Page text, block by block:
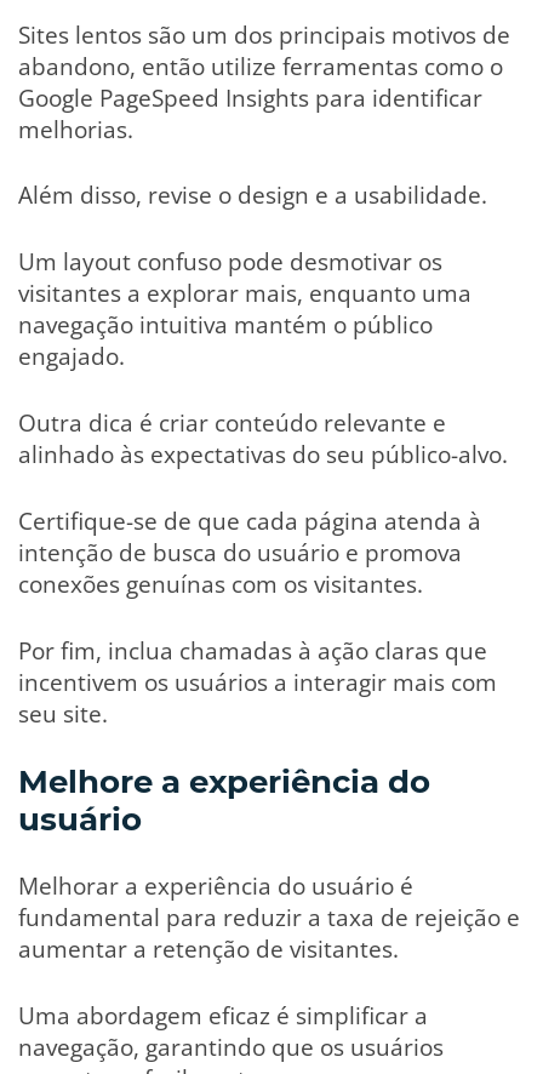
Sites lentos são um dos principais motivos de
abandono, então utilize ferramentas como o
Google PageSpeed Insights para identificar
melhorias.
Além disso, revise o design e a usabilidade.
Um layout confuso pode desmotivar os
visitantes a explorar mais, enquanto uma
navegação intuitiva mantém o público
engajado.
Outra dica é criar conteúdo relevante e
alinhado às expectativas do seu público-alvo.
Certifique-se de que cada página atenda à
intenção de busca do usuário e promova
conexões genuínas com os visitantes.
Por fim, inclua chamadas à ação claras que
incentivem os usuários a interagir mais com
seu site.
Melhore a experiência do
usuário
Melhorar a experiência do usuário é
fundamental para reduzir a taxa de rejeição e
aumentar a retenção de visitantes.
Uma abordagem eficaz é simplificar a
navegação, garantindo que os usuários